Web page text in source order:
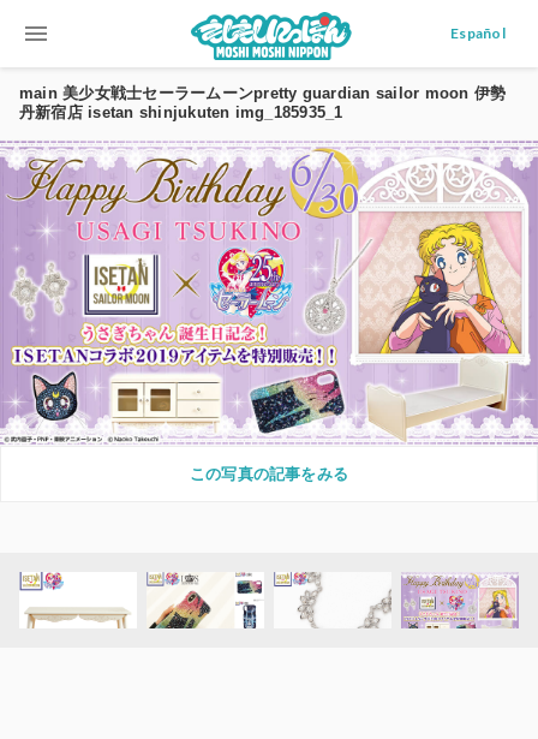
menu Español
main 美少女戦士セーラームーンpretty guardian sailor moon 伊勢
丹新宿店 isetan shinjukuten img_185935_1
この写真の記事をみる